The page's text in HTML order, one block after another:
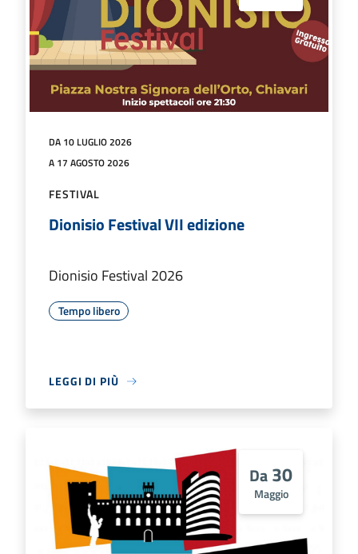
DA 10 LUGLIO 2026
A 17 AGOSTO 2026
FESTIVAL
Dionisio Festival VII edizione
Dionisio Festival 2026
Tempo libero
LEGGI DI PIÙ
Da30
Maggio